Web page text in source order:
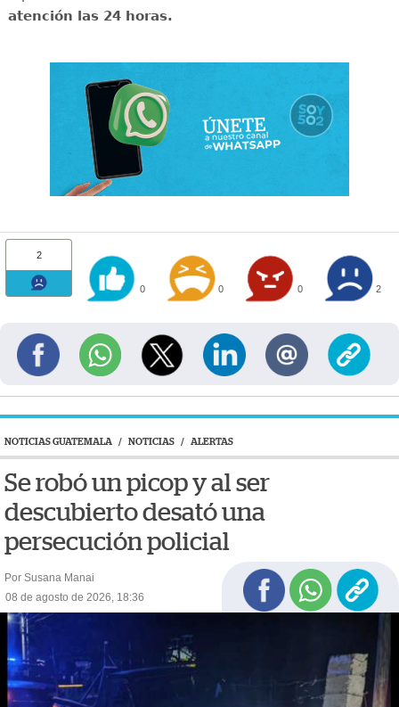
atención las 24 horas.
2
0 0 0 2
NOTICIAS GUATEMALA / NOTICIAS / ALERTAS
Se robó un picop y al ser
descubierto desató una
persecución policial
Por Susana Manai
08 de agosto de 2026, 18:36